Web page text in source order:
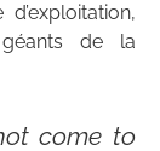
de la
come to